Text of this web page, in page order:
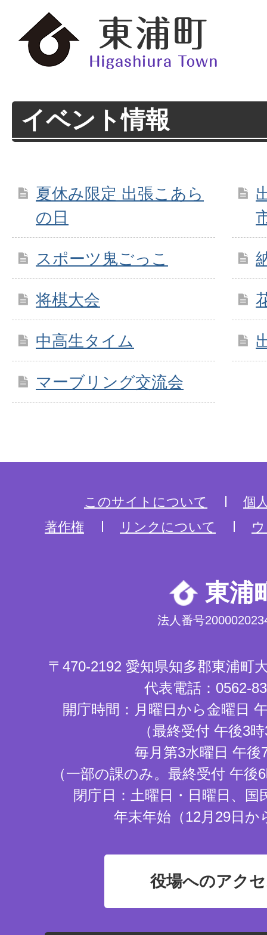
イベント情報
夏休み限定 出張こあら
の日
スポーツ鬼ごっこ
将棋大会
中高生タイム
マーブリング交流会
このサイトについて
個
著作権
リンクについて
東浦
法人番号
〒470-2192 愛知県知多郡東浦町
代表電話：0562-
開庁時間：月曜日から金曜日
（最終受付 午後3
毎月第3水曜日 午後
（一部の課のみ。最終受付 午
閉庁日：土曜日・日曜日、国
年末年始（12月29日か
役場へのアク